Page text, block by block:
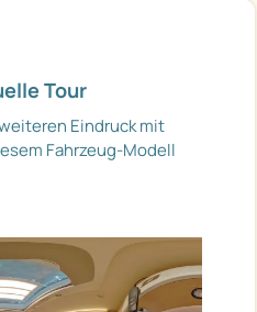
Tour
Eindruck mit
Fahrzeug-Modell